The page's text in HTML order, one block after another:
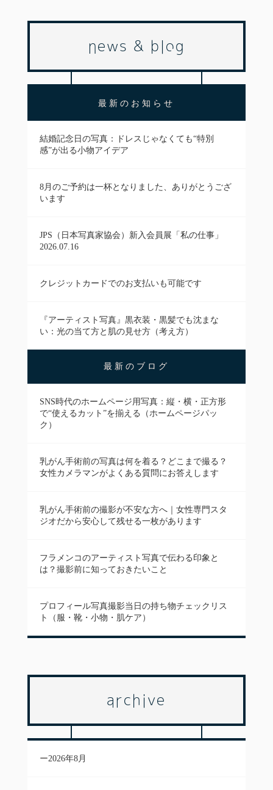
news & blog
最新のお知らせ
結婚記念日の写真：ドレスじゃなくても“特別
感”が出る小物アイデア
8月のご予約は一杯となりました、ありがとうござ
います
JPS（日本写真家協会）新入会員展「私の仕事」
2026.07.16
クレジットカードでのお支払いも可能です
『アーティスト写真』黒衣装・黒髪でも沈まな
い：光の当て方と肌の見せ方（考え方）
最新のブログ
SNS時代のホームページ用写真：縦・横・正方形
で“使えるカット”を揃える（ホームページパッ
ク）
乳がん手術前の写真は何を着る？どこまで撮る？
女性カメラマンがよくある質問にお答えします
乳がん手術前の撮影が不安な方へ｜女性専門スタ
ジオだから安心して残せる一枚があります
フラメンコのアーティスト写真で伝わる印象と
は？撮影前に知っておきたいこと
プロフィール写真撮影当日の持ち物チェックリス
ト（服・靴・小物・肌ケア）
archive
2026年8月